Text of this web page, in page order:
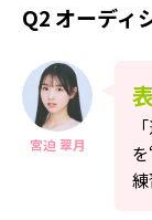
Q2 オーディ
宮迫 翠月
練